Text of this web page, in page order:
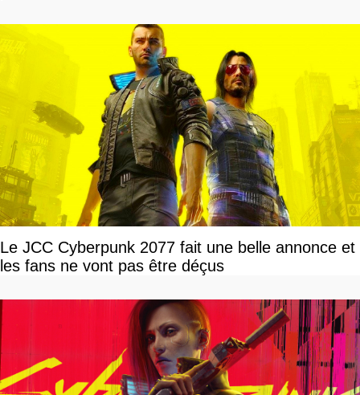
Le JCC Cyberpunk 2077 fait une belle annonce et
les fans ne vont pas être déçus